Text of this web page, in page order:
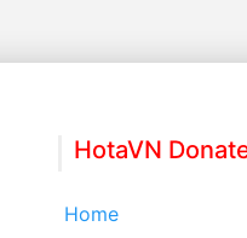
HotaVN
Home